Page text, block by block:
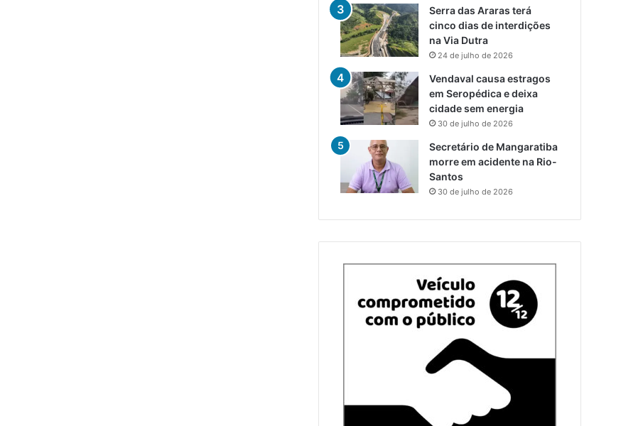
Serra das Araras terá
cinco dias de interdições
na Via Dutra
24 de julho de 2026
Vendaval causa estragos
em Seropédica e deixa
cidade sem energia
30 de julho de 2026
Secretário de Mangaratiba
morre em acidente na Rio-
Santos
30 de julho de 2026